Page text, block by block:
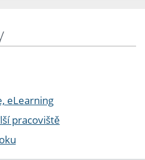
eLearning
pracoviště